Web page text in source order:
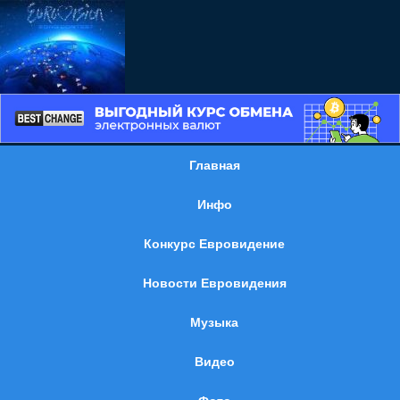
Главная
Инфо
Конкурс Евровидение
Новости Евровидения
Музыка
Видео